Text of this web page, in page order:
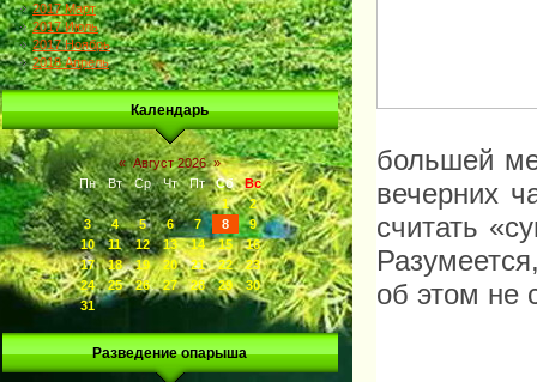
2017 Март
2017 Июль
2017 Ноябрь
2018 Апрель
Календарь
« Август 2026 »
Пн
Вт Ср Чт Пт Сб
Вс
1
2
3
4 5 6 7 8
9
10
11 12 13 14 15
16
17
18 19 20 21 22
23
24
25 26 27 28 29
30
31
Разведение опарыша
большей
вечерних
считать
об этом не